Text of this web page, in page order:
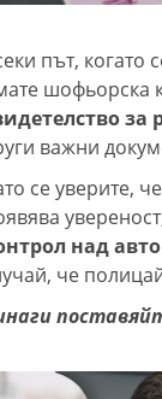
път, когато
шофьорска
за
важни
се уверите,
над
че